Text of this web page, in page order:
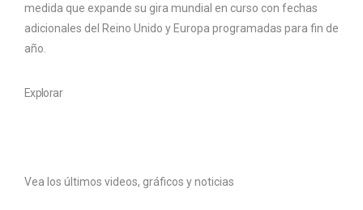
medida que expande su gira mundial en curso con fechas
adicionales del Reino Unido y Europa programadas para fin de
año.
Explorar
Vea los últimos videos, gráficos y noticias